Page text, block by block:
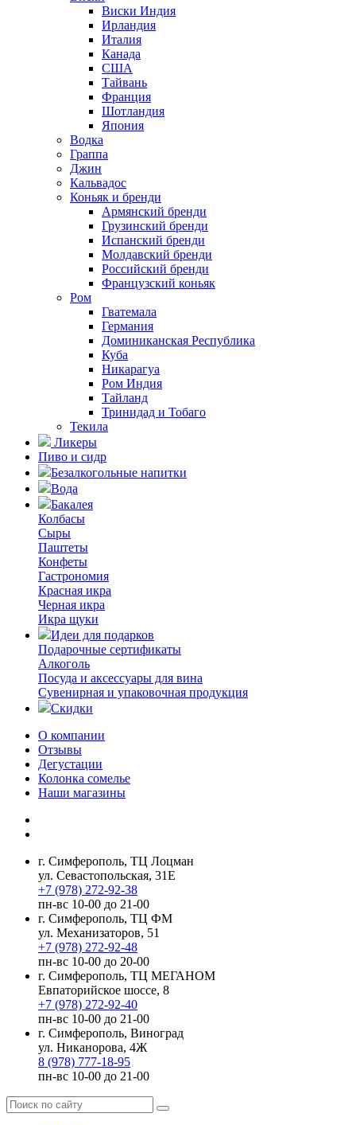
Виски Индия
Ирландия
Италия
Канада
США
Тайвань
Франция
Шотландия
Япония
Водка
Граппа
Джин
Кальвадос
Коньяк и бренди
Армянский бренди
Грузинский бренди
Испанский бренди
Молдавский бренди
Российский бренди
Французский коньяк
Ром
Гватемала
Германия
Доминиканская Республика
Куба
Никарагуа
Ром Индия
Тайланд
Тринидад и Тобаго
Текила
Ликеры
Пиво и сидр
Безалкогольные напитки
Вода
Бакалея
Колбасы
Сыры
Паштеты
Конфеты
Гастрономия
Красная икра
Черная икра
Икра щуки
Идеи для подарков
Подарочные сертификаты
Алкоголь
Посуда и аксессуары для вина
Сувенирная и упаковочная продукция
Скидки
О компании
Отзывы
Дегустации
Колонка сомелье
Наши магазины
г. Симферополь, ТЦ Лоцман
ул. Севастопольская, 31Е
+7 (978) 272-92-38
пн-вс 10-00 до 21-00
г. Симферополь, ТЦ ФМ
ул. Механизаторов, 51
+7 (978) 272-92-48
пн-вс 10-00 до 20-00
г. Симферополь, ТЦ МЕГАНОМ
Евпаторийское шоссе, 8
+7 (978) 272-92-40
пн-вс 10-00 до 21-00
г. Симферополь, Виноград
ул. Никанорова, 4Ж
8 (978) 777-18-95
пн-вс 10-00 до 21-00